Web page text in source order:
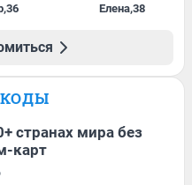
,36 Елена,38
странах мира без
карт